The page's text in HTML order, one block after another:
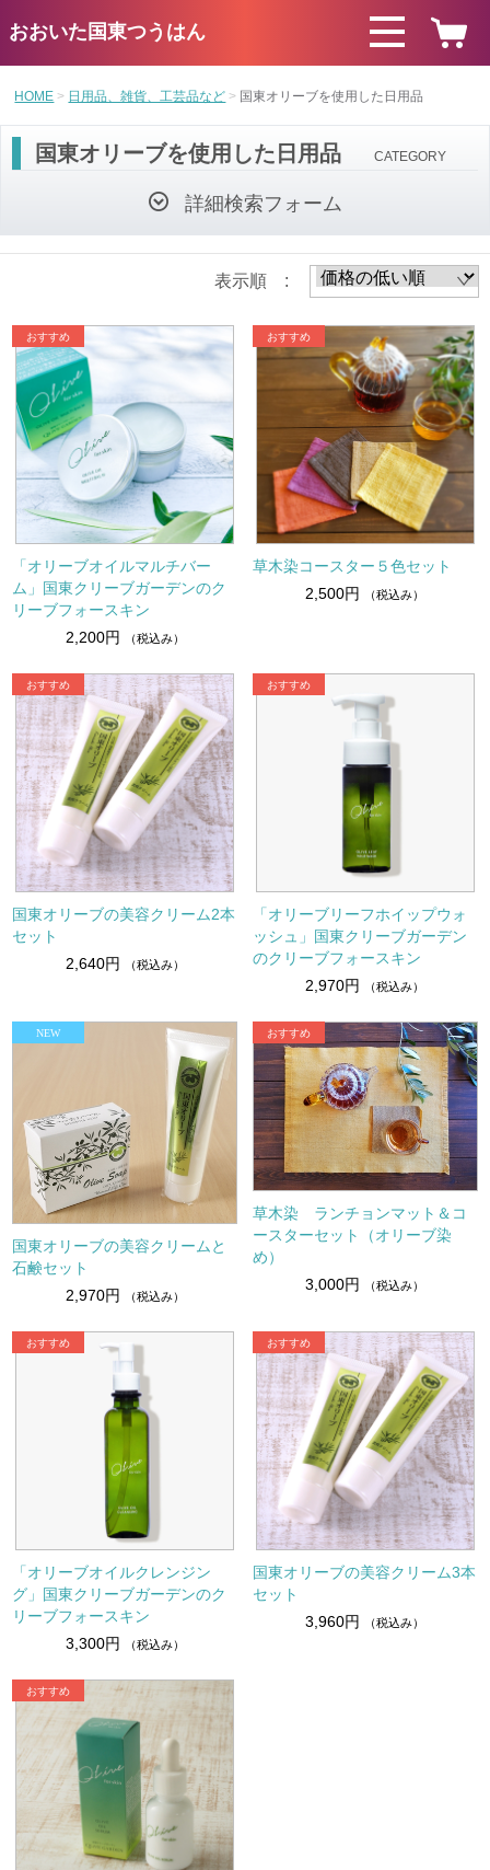
おおいた国東つうはん
HOME 日用品、雑貨、工芸品など 国東オリーブを使用した日用品
国東オリーブを使用した日用品 CATEGORY
詳細検索フォーム
表示順 :
「オリーブオイルマルチバー
ム」国東クリーブガーデンのク
リーブフォースキン
2,200円
（税込み）
草木染コースター５色セット
2,500円
（税込み）
国東オリーブの美容クリーム2本
セット
2,640円
（税込み）
「オリーブリーフホイップウォ
ッシュ」国東クリーブガーデン
のクリーブフォースキン
2,970円
（税込み）
国東オリーブの美容クリームと
石鹸セット
2,970円
（税込み）
草木染 ランチョンマット＆コ
ースターセット（オリーブ染
め）
3,000円
（税込み）
「オリーブオイルクレンジン
グ」国東クリーブガーデンのク
リーブフォースキン
3,300円
（税込み）
国東オリーブの美容クリーム3本
セット
3,960円
（税込み）